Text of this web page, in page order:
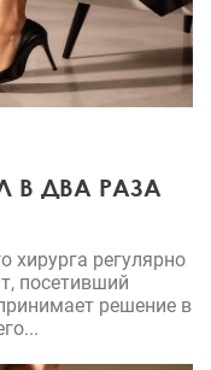
В ДВА РАЗА
хирурга регулярно
посетивший
решение в